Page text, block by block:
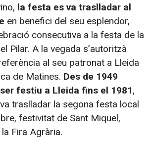
la festa es va traslladar al
en benefici del seu esplendor,
consecutiva a la festa de la
Pilar. A la vegada s’autoritzà
al seu patronat a Lleida
de Matines. Des de 1949
festiu a Lleida fins el 1981,
traslladar la segona festa local
festivitat de Sant Miquel,
Fira Agrària.